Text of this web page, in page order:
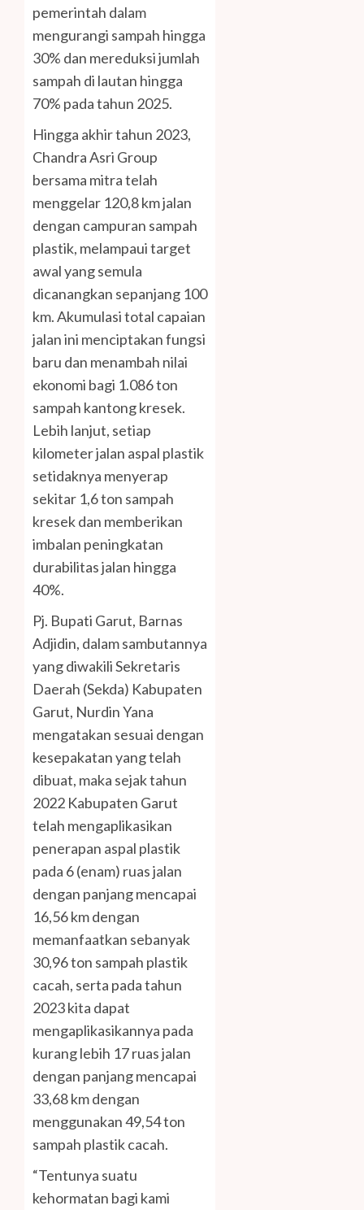
pemerintah dalam
mengurangi sampah hingga
30% dan mereduksi jumlah
sampah di lautan hingga
70% pada tahun 2025.
Hingga akhir tahun 2023,
Chandra Asri Group
bersama mitra telah
menggelar 120,8 km jalan
dengan campuran sampah
plastik, melampaui target
awal yang semula
dicanangkan sepanjang 100
km. Akumulasi total capaian
jalan ini menciptakan fungsi
baru dan menambah nilai
ekonomi bagi 1.086 ton
sampah kantong kresek.
Lebih lanjut, setiap
kilometer jalan aspal plastik
setidaknya menyerap
sekitar 1,6 ton sampah
kresek dan memberikan
imbalan peningkatan
durabilitas jalan hingga
40%.
Pj. Bupati Garut, Barnas
Adjidin, dalam sambutannya
yang diwakili Sekretaris
Daerah (Sekda) Kabupaten
Garut, Nurdin Yana
mengatakan sesuai dengan
kesepakatan yang telah
dibuat, maka sejak tahun
2022 Kabupaten Garut
telah mengaplikasikan
penerapan aspal plastik
pada 6 (enam) ruas jalan
dengan panjang mencapai
16,56 km dengan
memanfaatkan sebanyak
30,96 ton sampah plastik
cacah, serta pada tahun
2023 kita dapat
mengaplikasikannya pada
kurang lebih 17 ruas jalan
dengan panjang mencapai
33,68 km dengan
menggunakan 49,54 ton
sampah plastik cacah.
“Tentunya suatu
kehormatan bagi kami